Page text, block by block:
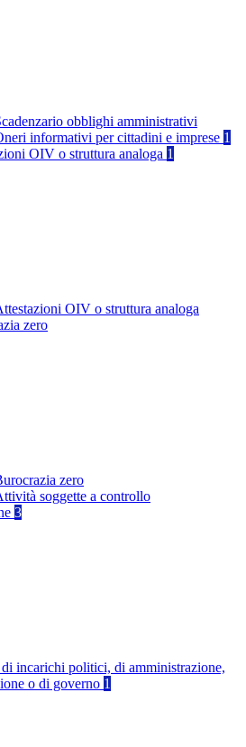
obblighi amministrativi
informativi per cittadini e imprese 1
OIV o struttura analoga 1
OIV o struttura analoga
zero
zero
soggette a controllo
3
incarichi politici, di amministrazione,
o di governo 1